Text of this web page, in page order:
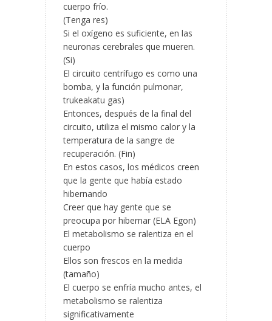
cuerpo frío.
(Tenga res)
Si el oxígeno es suficiente, en las
neuronas cerebrales que mueren.
(Si)
El circuito centrífugo es como una
bomba, y la función pulmonar,
trukeakatu gas)
Entonces, después de la final del
circuito, utiliza el mismo calor y la
temperatura de la sangre de
recuperación. (Fin)
En estos casos, los médicos creen
que la gente que había estado
hibernando
Creer que hay gente que se
preocupa por hibernar (ELA Egon)
El metabolismo se ralentiza en el
cuerpo
Ellos son frescos en la medida
(tamaño)
El cuerpo se enfría mucho antes, el
metabolismo se ralentiza
significativamente